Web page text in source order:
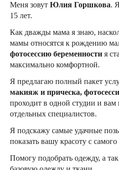
Меня зовут Юлия Горшкова.
15 лет.
Как дважды мама я знаю,
мамы относятся к рождению
фотосессию беременности я
максимально комфортной.
Я предлагаю полный пакет
макияж и прическа,
проходит в одной студии и вам
отдельных специалистов.
Я подскажу самые удачные
показать вашу красоту с
Помогу подобрать одежду, а